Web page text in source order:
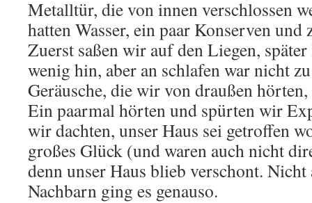
Metalltür, die von innen verschlossen
hatten Wasser, ein paar Konserven
Zuerst saßen wir auf den Liegen,
wenig hin, aber an schlafen war nicht
Geräusche, die wir von draußen
Ein paarmal hörten und spürten wir
wir dachten, unser Haus sei getroffen
großes Glück (und waren auch nicht
denn unser Haus blieb verschont. Nicht
Nachbarn ging es genauso.